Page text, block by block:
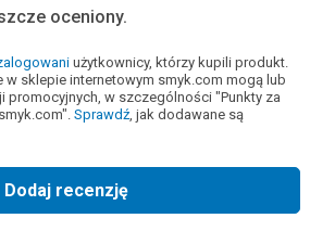
oceniony.
użytkownicy, którzy kupili produkt.
w sklepie internetowym smyk.com mogą lub
promocyjnych, w szczególności "Punkty za
Sprawdź, jak dodawane są
Dodaj recenzję